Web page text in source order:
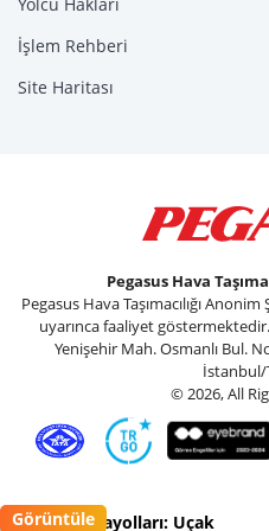
İşlem Rehberi
Site Haritası
Pegasus Hava
Pegasus Hava Taşımacılığı
uyarınca faaliyet
Yenişehir Mah. Osmanlı Bul.
İstanbul/
© 2026, All
Pegasus Havayolları: Uçak
Görüntüle